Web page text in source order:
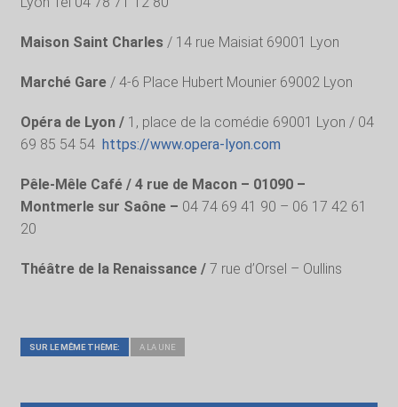
Maison Saint Charles / 14 rue Maisiat 69001 Lyon
Marché Gare/ 4-6 Place Hubert Mounier 69002 Lyon
Opéra de Lyon / 1, place de la comédie 69001 Lyon / 04
69 85 54 54 https://www.opera-lyon.com
Pêle-Mêle Café / 4 rue de Macon – 01090 –
Montmerle sur Saône – 04 74 69 41 90 – 06 17 42 61
20
Théâtre de la Renaissance / 7 rue d’Orsel – Oullins
SUR LE MÊME THÈME: A LA UNE